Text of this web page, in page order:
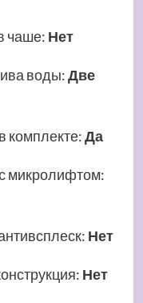
чаше: Нет
воды:Две
комплекте:Да
микролифтом:
: Нет
: Нет